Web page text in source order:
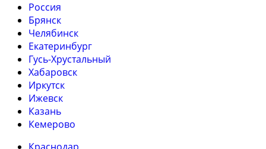
Россия
Брянск
Челябинск
Екатеринбург
Гусь-Хрустальный
Хабаровск
Иркутск
Ижевск
Казань
Кемерово